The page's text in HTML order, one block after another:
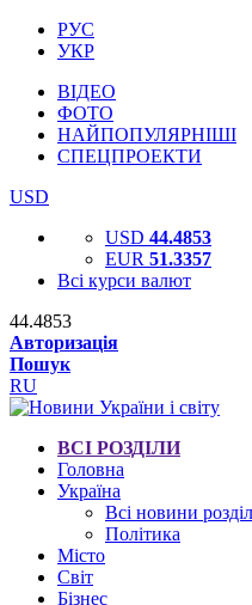
РУС
УКР
ВІДЕО
ФОТО
НАЙПОПУЛЯРНІШІ
СПЕЦПРОЕКТИ
USD
USD 44.4853
EUR 51.3357
Всі курси валют
44.4853
Авторизація
Пошук
RU
ВСІ РОЗДІЛИ
Головна
Україна
Всі новини
Політика
Місто
Світ
Бізнес